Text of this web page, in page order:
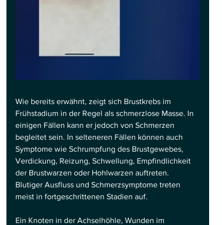
Wie bereits erwähnt, zeigt sich Brustkrebs im
Frühstadium in der Regel als schmerzlose Masse. In
einigen Fällen kann er jedoch von Schmerzen
begleitet sein. In selteneren Fällen können auch
Symptome wie Schrumpfung des Brustgewebes,
Verdickung, Reizung, Schwellung, Empfindlichkeit
der Brustwarzen oder Hohlwarzen auftreten.
Blutiger Ausfluss und Schmerzsymptome treten
meist in fortgeschrittenen Stadien auf.
Ein Knoten in der Achselhöhle, Wunden im